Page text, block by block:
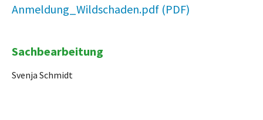
Anmeldung_Wildschaden.pdf
Sachbearbeitung
Svenja Schmidt